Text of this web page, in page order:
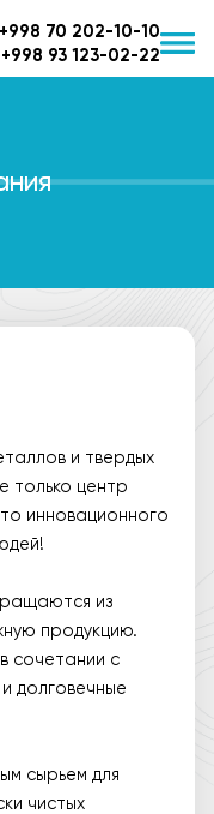
+998 70 202-10-10
+998 93 123-02-22
и твердых
только центр
инновационного
из
продукцию.
сочетании с
долговечные
сырьем для
чистых